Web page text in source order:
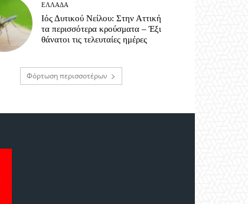
ΕΛΛΆΔΑ
Ιός Δυτικού Νείλου: Στην Αττική
τα περισσότερα κρούσματα – Έξι
θάνατοι τις τελευταίες ημέρες
Φόρτωση περισσοτέρων